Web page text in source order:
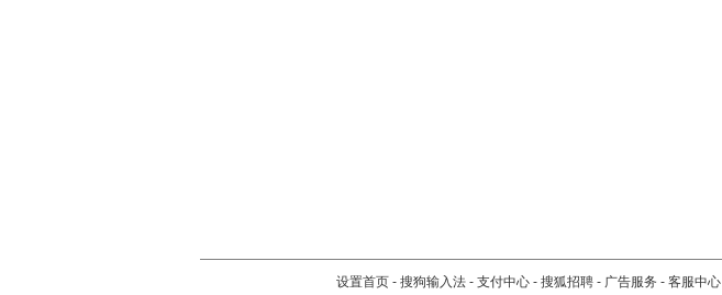
设置首页 - 搜狗输入法 - 支付中心 - 搜狐招聘 - 广告服务 - 客服中心